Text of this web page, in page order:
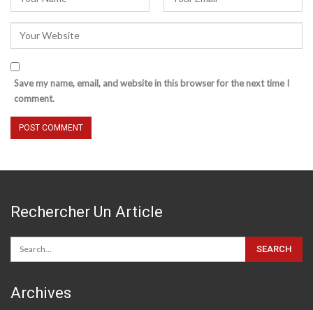
Save my name, email, and website in this browser for the next time I
comment.
Rechercher Un Article
Archives